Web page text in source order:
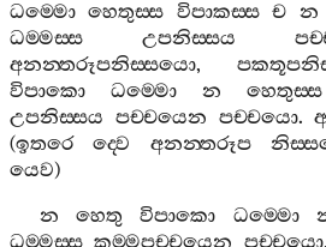
ධම‍්මො හෙතුස‍්ස විපාකස‍්ස ච න
ධම‍්මස‍්ස
උපනිස‍්සය
අනන‍්තරූපනිස‍්සයො,
විපාකො
ධම‍්මො න හෙතුස‍්ස
උපනිස‍්සය පච‍්චයෙන පච‍්චයො.
(ඉතරෙ ද‍්වෙ අනන‍්තරූප
යෙව)
න
හෙතු විපාකො ධම‍්මො